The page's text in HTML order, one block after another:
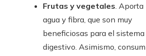
Frutas y vegetales . Aporta
agua y fibra, que son muy
beneficiosas para el sistema
digestivo. Asimismo,